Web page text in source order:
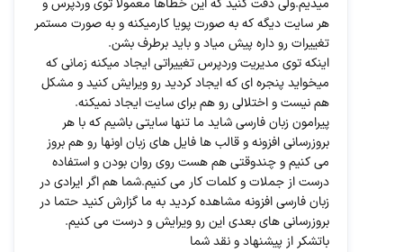
میدیم.ولی دقت کنید که این خطاها معمولا توی وردپرس و
هر سایت دیگه که به صورت پویا کارمیکنه و به صورت مستمر
تغییرات رو داره پیش میاد و باید برطرف بشن.
اینکه توی مدیریت وردپرس تغییراتی ایجاد میکنه زمانی که
میخواید پنجره ای که ایجاد کردید رو ویرایش کنید و مشکل
هم نیست و اختلالی رو هم برای سایت ایجاد نمیکنه.
پیرامون زبان فارسی شاید ما تنها سایتی باشیم که با هر
بروزرسانی افزونه و قالب ها فایل های زبان اونها رو هم بروز
می کنیم و چندوقتی هم هست روی روان بودن و استفاده
درست از جملات و کلمات کار می کنیم.شما هم اگر ایرادی در
زبان فارسی افزونه مشاهده کردید به ما گزارش کنید حتما در
بروزرسانی های بعدی این رو ویرایش و درست می کنیم.
باتشکر از پیشنهاد و نقد شما